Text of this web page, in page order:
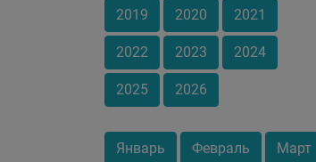
2019 2020 2021
2022 2023 2024
2025 2026
Январь Февраль Март